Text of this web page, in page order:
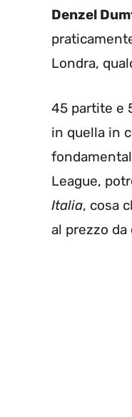
Denzel
Londra,
45 partite e
in quella in
League,
Italia, cosa
al prezzo